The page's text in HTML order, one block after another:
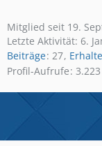
Mitglied seit 19.
Letzte Aktivität: 6.
Beiträge 27
Profil-Aufrufe 3.223